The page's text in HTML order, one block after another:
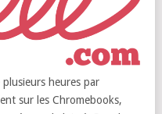
heures par
sur les Chromebooks,